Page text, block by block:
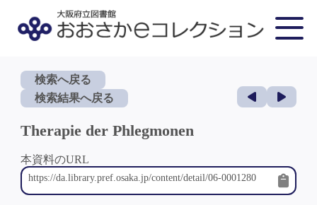
検索へ戻る
検索結果へ戻る
Therapie der Phlegmonen
本資料のURL